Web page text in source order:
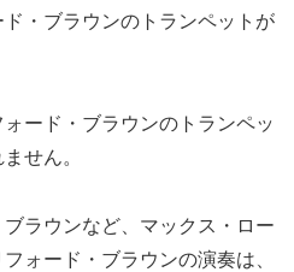
・ブラウンのトランペットが
ード・ブラウンのトランペッ
せん。
ラウンなど、マックス・ロー
ォード・ブラウンの演奏は、